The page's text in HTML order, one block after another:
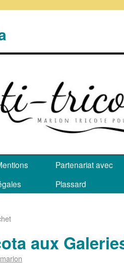
Partenariat avec
Plassard
aux
marion